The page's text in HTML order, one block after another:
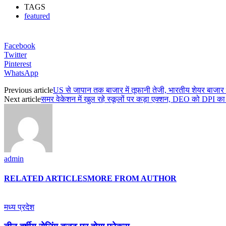
TAGS
featured
Facebook
Twitter
Pinterest
WhatsApp
Previous articleUS से जापान तक बाजार में तूफानी तेजी, भारतीय शेयर
Next articleसमर वेकेशन में खुल रहे स्कूलों पर कड़ा एक्शन, DEO को DPI का
admin
RELATED ARTICLESMORE FROM AUTHOR
मध्य प्रदेश